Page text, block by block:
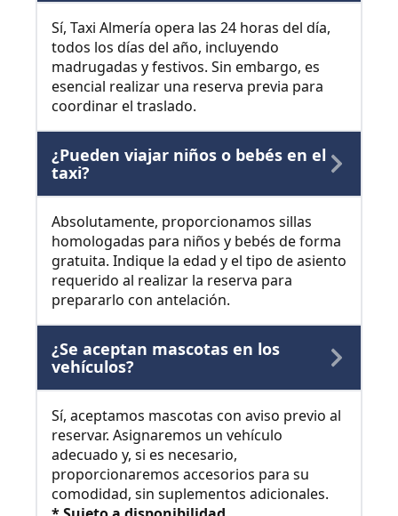
Sí, Taxi Almería opera las 24 horas del día,
todos los días del año, incluyendo
madrugadas y festivos. Sin embargo, es
esencial realizar una reserva previa para
coordinar el traslado.
¿Pueden viajar niños o bebés en el
taxi?
Absolutamente, proporcionamos sillas
homologadas para niños y bebés de forma
gratuita. Indique la edad y el tipo de asiento
requerido al realizar la reserva para
prepararlo con antelación.
¿Se aceptan mascotas en los
vehículos?
Sí, aceptamos mascotas con aviso previo al
reservar. Asignaremos un vehículo
adecuado y, si es necesario,
proporcionaremos accesorios para su
comodidad, sin suplementos adicionales.